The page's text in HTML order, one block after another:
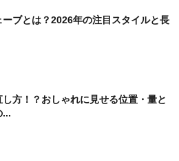
ーブとは？2026年の注目スタイルと長
方！？おしゃれに見せる位置・量と
...